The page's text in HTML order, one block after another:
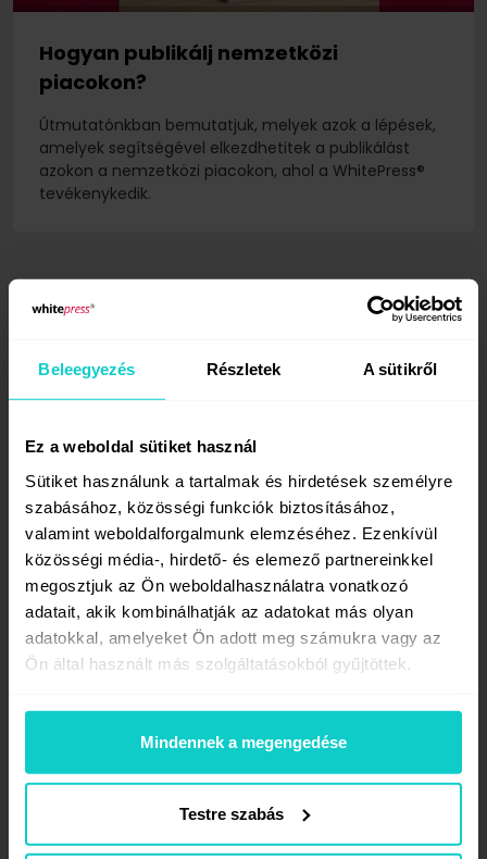
Beleegyezés Részletek A sütikről
Ez a weboldal sütiket használ
Sütiket használunk a tartalmak és hirdetések személyre
szabásához, közösségi funkciók biztosításához,
valamint weboldalforgalmunk elemzéséhez. Ezenkívül
közösségi média-, hirdető- és elemező partnereinkkel
megosztjuk az Ön weboldalhasználatra vonatkozó
adatait, akik kombinálhatják az adatokat más olyan
adatokkal, amelyeket Ön adott meg számukra vagy az
Ön által használt más szolgáltatásokból gyűjtöttek.
Mindennek a megengedése
Testre szabás
Hogyan publikálj nemzetközi
piacokon?
Útmutatónkban bemutatjuk, melyek azok a lépések,
amelyek segítségével elkezdhetitek a publikálást
azokon a nemzetközi piacokon, ahol a WhitePress®
tevékenykedik.
Hogyan adjatok hozzá egy portált
a WhitePress®-hez?
tartalmakat fogadtok a webhelyeitekre, a következő
útmutatót Nektek készítettük. Átsegítünk a portál